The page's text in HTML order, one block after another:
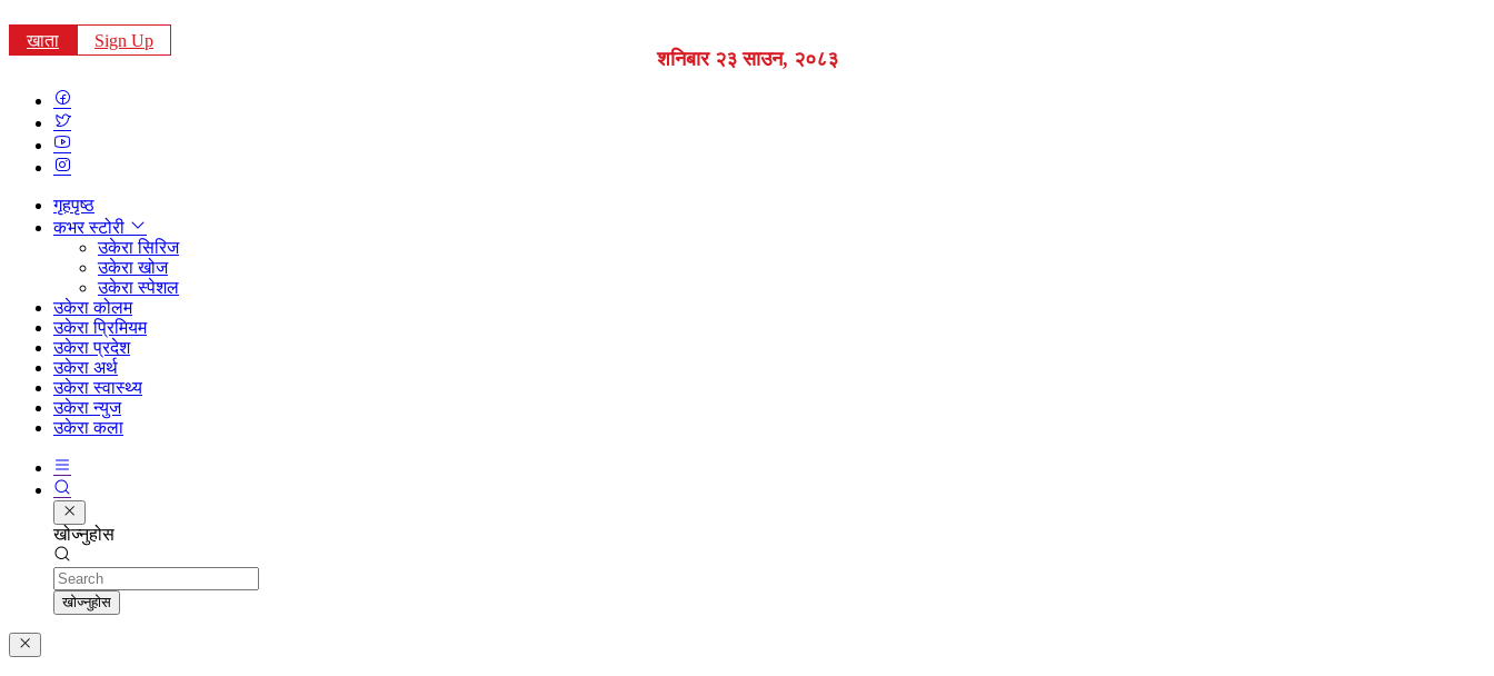
खाता Sign Up
शनिबार २३ साउन, २०८३
गृहपृष्ठ
कभर स्टोरी
उकेरा सिरिज
उकेरा खोज
उकेरा स्पेशल
उकेरा कोलम
उकेरा प्रिमियम
उकेरा प्रदेश
उकेरा अर्थ
उकेरा स्वास्थ्य
उकेरा न्युज
उकेरा कला
खोज्नुहोस
Search
खोज्नुहोस